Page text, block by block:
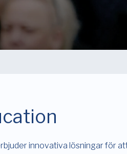
innovativa lösningar för